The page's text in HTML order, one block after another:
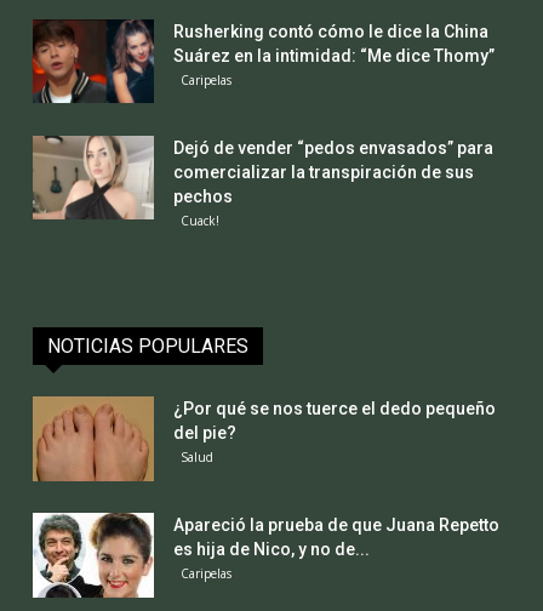
Rusherking contó cómo le dice la China
Suárez en la intimidad: “Me dice Thomy”
Caripelas
Dejó de vender “pedos envasados” para
comercializar la transpiración de sus
pechos
Cuack!
NOTICIAS POPULARES
¿Por qué se nos tuerce el dedo pequeño
del pie?
Salud
Apareció la prueba de que Juana Repetto
es hija de Nico, y no de...
Caripelas